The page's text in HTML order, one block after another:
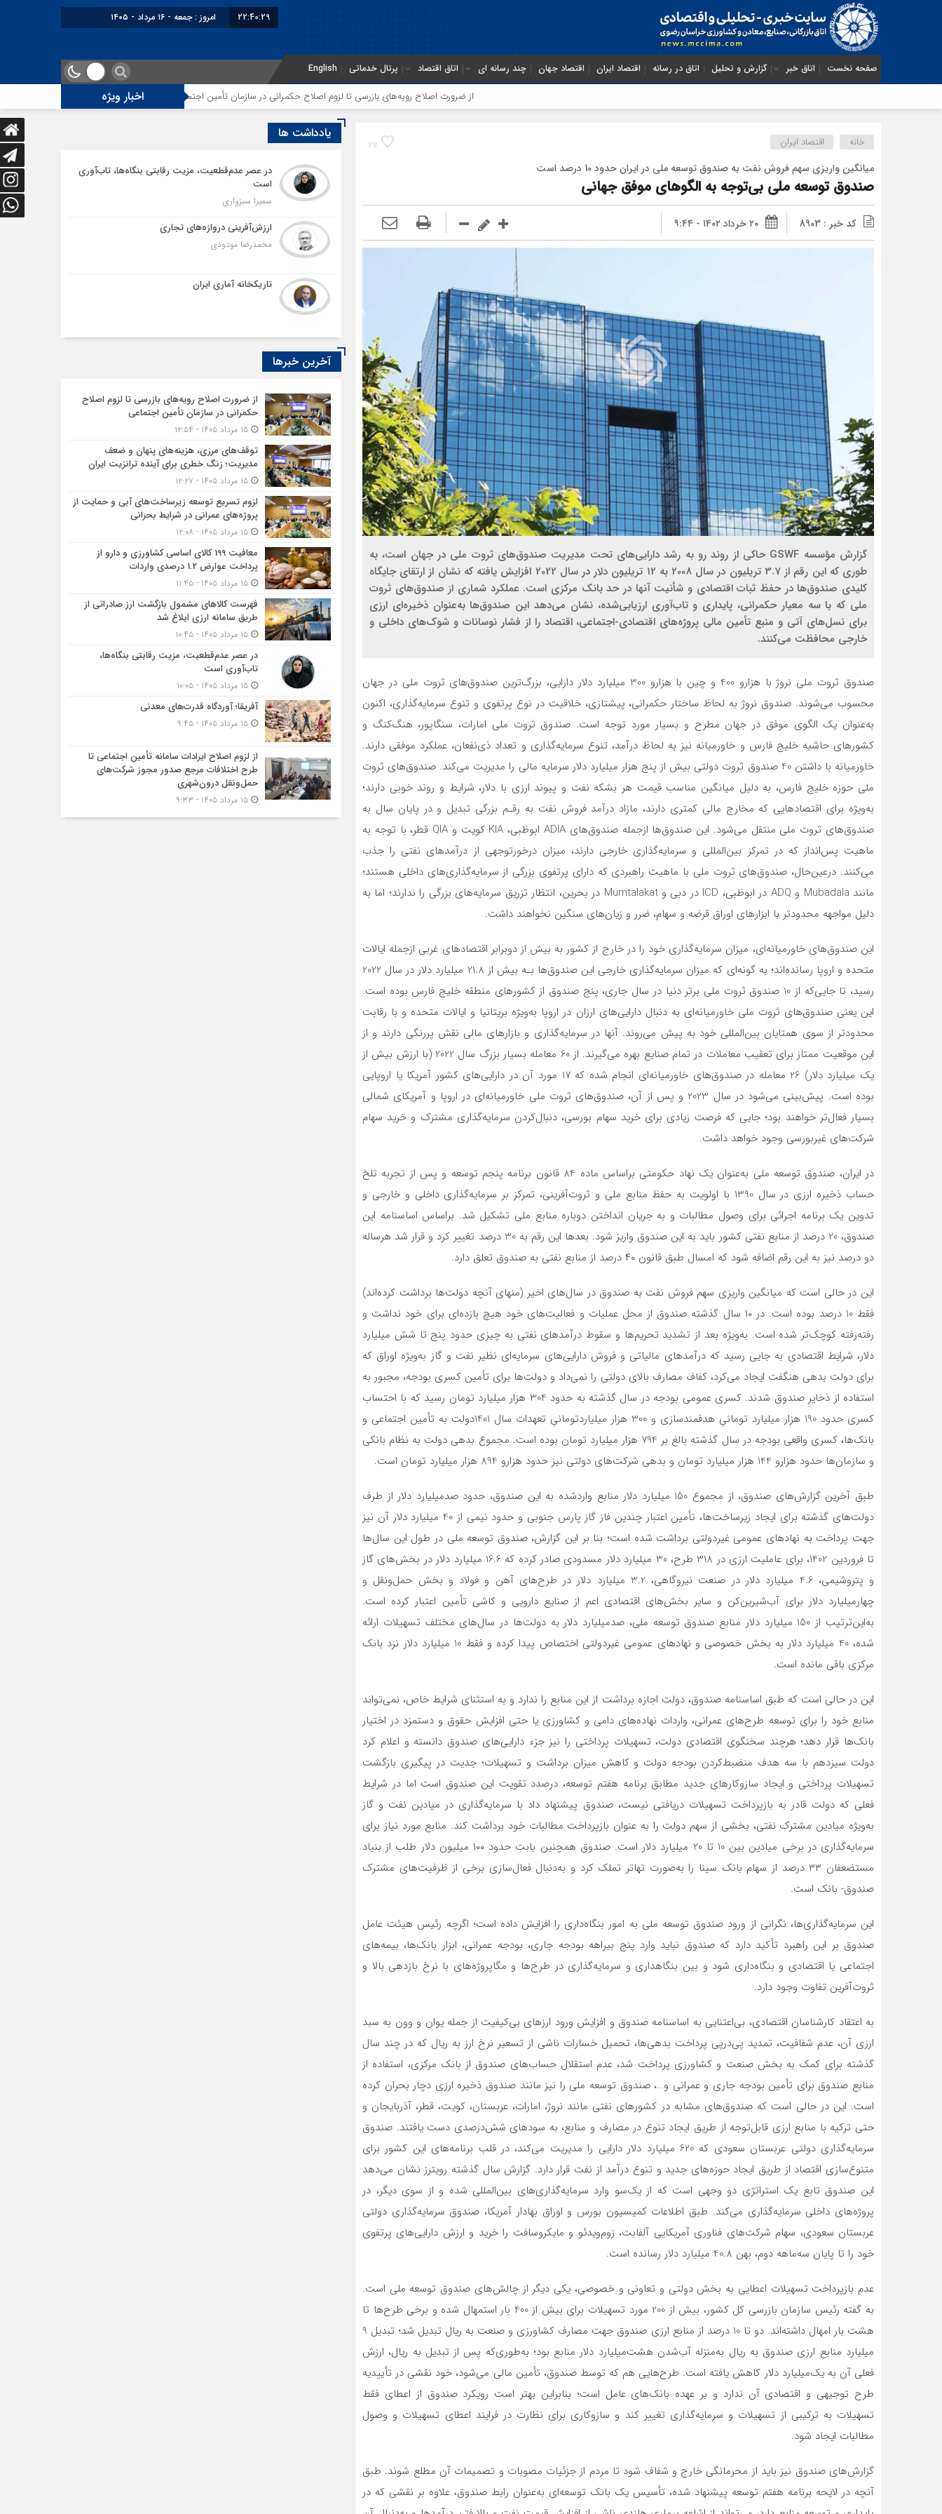
22:40:30 برابر با : Friday - 7 August - 2026
صفحه نخست اتاق خبر گزارش و تحلیل اتاق در رسانه اقتصاد ایران اقتصاد جهان چند رسانه ای اتاق اقتصاد پرتال خدماتی English
اخبار ویژه از ضرورت اصلاح رویه‌های بازرسی تا لزوم اصلاح حکمرانی در سازمان تأمین اجتماعی توقف‌های مرزی، هزینه‌های پنهان و ضعف مدیریت؛ زنگ
27 خانه اقتصاد ایران
میانگین واریزی سهم فروش نفت به صندوق توسعه ملی در ایران حدود 10 درصد است
صندوق توسعه ملی بی‌توجه به الگوهای موفق جهانی
کد خبر : 8903 ۲۰ خرداد ۱۴۰۲ - ۹:۴۴
گزارش مؤسسه GSWF حاکی از روند رو به رشد دارایی‌های تحت مدیریت صندوق‌های ثروت ملی در جهان است، به
طوری که این رقم از 3.7 تریلیون در سال 2008 به 12 تریلیون دلار در سال 2022 افزایش یافته که نشان از ارتقای جایگاه
کلیدی صندوق‌ها در حفظ ثبات اقتصادی و شأنیت آنها در حد بانک مرکزی است. عملکرد شماری از صندوق‌های ثروت
ملی که با سه معیار حکمرانی، پایداری و تاب‌آوری ارزیابی‌شده، نشان می‌دهد این صندوق‌ها به‌عنوان ذخیره‌ای‌ ارزی
برای نسل‌های آتی و منبع تأمین مالی پروژه‌های اقتصادی-اجتماعی، اقتصاد را از فشار نوسانات و شوک‌های داخلی و
خارجی محافظت می‌کنند.
صندوق ثروت ملی نروژ با هزارو 400 و چین با هزارو 300 میلیارد دلار دارایی، بزرگ‌ترین صندوق‌های ثروت ملی در جهان
محسوب می‌شوند. صندوق نروژ به لحاظ ساختار حکمرانی، پیشتازی، خلاقیت در نوع پرتفوی و تنوع سرمایه‌گذاری، اکنون
به‌عنوان یک الگوی موفق در جهان مطرح و بسیار مورد توجه است. صندوق ثروت ملی امارات، سنگاپور، هنگ‌کنگ و
کشورهای حاشیه خلیج‌ فارس و خاورمیانه نیز به لحاظ درآمد، تنوع سرمایه‌گذاری و تعداد ذی‌نفعان، عملکرد موفقی دارند.
خاورمیانه با داشتن 40 صندوق ثروت دولتی بیش از پنج هزار میلیارد دلار سرمایه مالی را مدیریت می‌کند. صندوق‌های ثروت
ملی حوزه خلیج فارس، به دلیل میانگین مناسب قیمت هر بشکه نفت و پیوند ارزی با دلار، شرایط و روند خوبی دارند؛
به‌ویژه برای اقتصادهایی که مخارج مالی کمتری دارند، مازاد درآمد فروش نفت به رقـم بزرگی تبدیل و در پایان سال به
صندوق‌های ثروت ملی منتقل می‌شود. این صندوق‌ها ازجمله صندوق‌های ADIA ابوظبی، KIA کویت و QIA قطر، با توجه به
ماهیت پس‌انداز که در تمرکز بین‌المللی و سرمایه‌گذاری خارجی دارند، میزان درخورتوجهی از درآمدهای نفتی را جذب
می‌کنند. در‌عین‌حال، صندوق‌های ثروت ملی با ماهیت راهبردی که دارای پرتفوی بزرگی از سرمایه‌گذاری‌های داخلی هستند؛
مانند Mubadala و ADQ در ابوظبی، ICD در دبی و Mumtalakat در بحرین، انتظار تزریق سرمایه‌های بزرگی را ندارند؛ اما به
دلیل مواجهه محدودتر با ابزارهای اوراق قرضه و سهام، ضرر و زیان‌های سنگین نخواهند داشت.
این صندوق‌های خاورمیانه‌ای، میزان سرمایه‌گذاری خود را در خارج از کشور به بیش از دو‌برابر اقتصادهای غربی از‌جمله ایالات
متحده و اروپا رسانده‌اند؛ به گونه‌ای که میزان سرمایه‌گذاری خارجی این صندوق‌ها بـه بیش از 21.8 میلیارد دلار در سال 2022
رسید، تا جایی‌که از 10 صندوق ثروت ملی برتر دنیا در سال جاری، پنج صندوق از کشورهای منطقه خلیج فارس بوده است.
این یعنی صندوق‌های ثروت ملی خاورمیانه‌ای به دنبال دارایی‌های ارزان در اروپا به‌ویژه بریتانیا و ایالات متحده و با رقابت
محدودتر از سوی همتایان بین‌المللی خود به پیش می‌روند. آنها در سرمایه‌گذاری و بازارهای مالی نقش پررنگی دارند و از
این موقعیت ممتاز برای تعقیب معاملات در تمام صنایع بهره می‌گیرند. از 60 معامله بسیار بزرگ سال 2022 (با ارزش بیش از
یک میلیارد دلار) 26 معامله در صندوق‌های خاورمیانه‌ای انجام‌ شده که 17 مورد آن در دارایی‌های کشور آمریکا یا اروپایی
بوده است. پیش‌بینی می‌شود در سال 2023 و پس از آن، صندوق‌های ثروت ملی خاورمیانه‌ای در اروپا و آمریکای شمالی
بسیار فعال‌تر خواهند بود؛ جایی که فرصت زیادی برای خرید سهام بورسی، دنبال‌کردن سرمایه‌گذاری مشترک و خرید سهام
شرکت‌های غیربورسی وجود خواهد داشت.
در ایران، صندوق توسعه ملی به‌عنوان یک نهاد حکومتی براساس ماده 84 قانون برنامه پنجم توسعه و پس از تجربه تلخ
حساب ذخیره ارزی در سال 1390 با اولویت به حفظ منابع ملی و ثروت‌آفرینی، تمرکز بر سرمایه‌گذاری داخلی و خارجی و
تدوین یک برنامه اجرائی برای وصول مطالبات و به‌ جریان‌ انداختن دوباره منابع ملی تشکیل شد. بر‌اساس اساسنامه این
صندوق، 20 درصد از منابع نفتی کشور باید به این صندوق واریز شود. بعدها این رقم به 30 درصد تغییر کرد و قرار شد هر‌ساله
دو درصد نیز به‌ این رقم اضافه شود که امسال طبق قانون ۴۰ درصد از منابع نفتی به صندوق تعلق دارد.
این در حالی است که میانگین واریزی سهم فروش نفت به صندوق در سال‌های اخیر (منهای آنچه دولت‌ها برداشت کرده‌اند)
فقط 10 درصد بوده است. در ۱۰ سال گذشته صندوق از محل عملیات و فعالیت‌های خود هیچ بازده‌ای برای خود نداشت و
رفته‌رفته کوچک‌تر شده است. به‌ویژه بعد از تشدید تحریم‌ها و سقوط درآمدهای نفتی به چیزی حدود پنج تا شش میلیارد
دلار، شرایط اقتصادی به‌ جایی رسید که درآمدهای مالیاتی و فروش دارایی‌های سرمایه‌ای نظیر نفت و گاز به‌ویژه اوراق که
برای دولت بدهی هنگفت ایجاد می‌کرد، کفاف مصارف بالای دولتی را نمی‌داد و دولت‌ها برای تأمین کسری بودجه، مجبور به
استفاده از ذخایر صندوق شدند. کسری عمومی بودجه در سال گذشته به حدود 304 هزار میلیارد تومان رسید که با احتساب
کسری حدود 190 هزار میلیارد تومانیِ هدفمندسازی و 300 هزار میلیارد‌تومانیِ تعهدات سال 1401دولت به تأمین اجتماعی و
بانک‌ها، کسری واقعی بودجه در سال گذشته بالغ بر 794 هزار میلیارد تومان بوده است. مجموع بدهی دولت به نظام بانکی
و سازمان‌ها حدود هزارو 144 هزار میلیارد تومان و بدهی شرکت‌های دولتی نیز حدود هزارو 894 هزار میلیارد تومان است.
طبق آخرین گزارش‌های صندوق، از مجموع 150 میلیارد دلار منابع واردشده به این صندوق، حدود صد‌میلیارد دلار از طرف
دولت‌های گذشته برای ایجاد زیرساخت‌ها، تأمین اعتبار چندین فاز گاز پارس جنوبی و حدود نیمی از 40 میلیارد دلار آن نیز
جهت پرداخت به نهاد‌های عمومی غیردولتی برداشت شده است؛ بنا بر‌ این گزارش، صندوق توسعه ملی در طول این سال‌ها
تا فروردین 1402، برای عاملیت ارزی در 318 طرح، 30 میلیارد دلار مسدودی صادر کرده که 16.6 میلیارد دلار در بخش‌های گاز
و پتروشیمی، 4.6 میلیارد دلار در صنعت نیروگاهی، 3.2 میلیارد دلار در طرح‌های آهن و فولاد و بخش حمل‌ونقل و
چهار‌میلیارد دلار برای آب‌شیرین‌کن و سایر بخش‌های اقتصادی اعم از صنایع دارویی و کاشی تأمین اعتبار کرده است.
به‌این‌ترتیب از 150 میلیارد دلار منابع صندوق توسعه ملی، صد‌میلیارد دلار به دولت‌ها در سال‌های مختلف تسهیلات ارائه
شده، 40 میلیارد دلار به بخش خصوصی و نهاد‌های عمومی غیر‌دولتی اختصاص پیدا کرده و فقط 10 میلیارد دلار نزد بانک
مرکزی باقی‌ مانده است.
این در حالی است که طبق اساسنامه صندوق، دولت اجازه برداشت از این منابع را ندارد و به استثنای شرایط خاص، نمی‌تواند
منابع خود را برای توسعه طرح‌های عمرانی، واردات نهاده‌های دامی و کشاورزی یا حتی افزایش حقوق و دستمزد در اختیار
بانک‌‌‌ها قرار دهد؛ هرچند سخنگوی اقتصادی دولت، تسهیلات پرداختی را نیز جزء دارایی‌های صندوق دانسته و اعلام کرد
دولت سیزدهم با سه هدف منضبط‌کردن بودجه دولت و کاهش میزان برداشت و تسهیلات؛ جدیت در پیگیری بازگشت
تسهیلات پرداختی و ایجاد ساز‌و‌کارهای جدید مطابق برنامه هفتم توسعه، درصدد تقویت این صندوق است‌ اما در شرایط
فعلی که دولت قادر به بازپرداخت تسهیلات دریافتی نیست، صندوق پیشنهاد داد با سرمایه‌گذاری در میادین نفت و گاز
به‌ویژه میادین مشترک نفتی، بخشی از سهم دولت را به عنوان بازپرداخت مطالبات خود برداشت کند. منابع مورد نیاز برای
سرمایه‌گذاری در برخی میادین بین 10 تا 20 میلیارد دلار است. صندوق همچنین بابت حدود ۱۰۰ میلیون دلار طلب از بنیاد
مستضعفان ۳۳ درصد از سهام بانک سینا را به‌صورت تهاتر تملک کرد و به‌دنبال فعال‌سازی برخی از ظرفیت‌های مشترک
صندوق- بانک است.
این سرمایه‌گذاری‌ها، نگرانی از ورود صندوق توسعه ملی به امور بنگاه‌داری را افزایش داده است؛ اگرچه رئیس هیئت عامل
صندوق بر این راهبرد تأکید دارد که صندوق نباید وارد پنج بیراهه بودجه جاری، بودجه عمرانی، ابزار بانک‌ها، بیمه‌های
اجتماعی یا اقتصادی و بنگاه‌داری شود و بین بنگاهداری و سرمایه‌گذاری در طرح‌ها و مگاپروژه‌های با نرخ بازدهی بالا و
ثروت‌آفرین تفاوت وجود دارد.
به اعتقاد کارشناسان اقتصادی، بی‌اعتنایی به اساسنامه صندوق و افزایش ورود ارزهای بی‌کیفیت از جمله یوان و وون به سبد
ارزی آن، عدم شفافیت، تمدید پی‌در‌پی پرداخت بدهی‌ها، تحمیل خسارات ناشی از تسعیر نرخ ارز به ریال که در چند سال
گذشته برای کمک به بخش صنعت و کشاورزی پرداخت شد، عدم استقلال حساب‌های صندوق از بانک مرکزی، استفاده از
منابع صندوق برای تأمین بودجه جاری و عمرانی و…، صندوق توسعه ملی را نیز مانند صندوق ذخیره ارزی دچار بحران کرده
است. این در حالی است که صندوق‌های مشابه در کشورهای نفتی مانند نروژ، امارات، عربستان، کویت، قطر، آذربایجان و
حتی ترکیه با منابع ارزی قابل‌توجه از طریق ایجاد تنوع در مصارف و منابع، به سودهای شش‌درصدی دست یافتند. صندوق
سرمایه‌گذاری دولتی عربستان سعودی که 620 میلیارد دلار دارایی را مدیریت می‌کند، در قلب برنامه‌های این کشور برای
متنوع‌سازی اقتصاد از طریق ایجاد حوزه‌های جدید و تنوع درآمد از نفت قرار دارد. گزارش سال گذشته رویترز نشان می‌دهد
این صندوق تابع یک استراتژی دو وجهی است که از یک‌سو وارد سرمایه‌گذاری‌های بین‌المللی شده و از سوی دیگر، در
پروژه‌های داخلی سرمایه‌گذاری می‌کند. طبق اطلاعات کمیسیون بورس و اوراق بهادار آمریکا، صندوق سرمایه‌گذاری دولتی
عربستان سعودی، سهام شرکت‌های فناوری آمریکایی آلفابت، زوم‌ویدئو و مایکروسافت را خرید و ارزش دارایی‌های پرتفوی
خود را تا پایان سه‌ماهه دوم، بهن 40.8 میلیارد دلار رسانده است.
عدم بازپرداخت تسهیلات اعطایی به بخش دولتی و تعاونی و خصوصی، یکی دیگر از چالش‌های صندوق توسعه ملی است.
به گفته رئیس سازمان بازرسی کل کشور، بیش از 200 مورد تسهیلات برای بیش از 400 بار استمهال شده و برخی طرح‌ها تا
هشت بار امهال داشته‌اند. دو تا 10 درصد از منابع ارزی صندوق جهت مصارف کشاورزی و صنعت به ریال تبدیل شد؛ تبدیل 9
میلیارد منابع ارزی صندوق به ریال به‌منزله آب‌شدن هشت‌میلیارد دلار منابع بود؛ به‌طوری‌که پس از تبدیل به ریال، ارزش
فعلی آن به یک‌‌میلیارد دلار کاهش یافته است. طرح‌هایی هم که توسط صندوق، تأمین مالی می‌شود، خود نقشی در تأییدیه
طرح توجیهی و اقتصادی آن ندارد و بر عهده بانک‌های عامل است؛ بنابراین بهتر است رویکرد صندوق از اعطای فقط
تسهیلات به ترکیبی از تسهیلات و سرمایه‌گذاری تغییر کند و سازوکاری برای نظارت در فرایند اعطای تسهیلات و وصول
مطالبات ایجاد شود.
گزارش‌های صندوق نیز باید از محرمانگی خارج و شفاف شود تا مردم از جزئیات مصوبات و تصمیمات آن مطلع شوند. طبق
آنچه در لایحه برنامه هفتم توسعه پیشنهاد شده، تأسیس یک بانک توسعه‌ای به‌عنوان رابط صندوق، علاوه بر نقشی که در
یادداشت ها
در عصر عدم‌قطعیت، مزیت رقابتی بنگاه‌ها، تاب‌آوری
است
سمیرا سبزواری
ارزش‌آفرینی دروازه‌های تجاری
محمدرضا مودودی
تاریکخانه آماری ایران
آخرین خبرها
از ضرورت اصلاح رویه‌های بازرسی تا لزوم اصلاح
حکمرانی در سازمان تأمین اجتماعی
۱۵ مرداد ۱۴۰۵ - ۱۲:۵۴
توقف‌های مرزی، هزینه‌های پنهان و ضعف
مدیریت؛ زنگ خطری برای آینده ترانزیت ایران
۱۵ مرداد ۱۴۰۵ - ۱۲:۲۷
لزوم تسریع توسعه زیرساخت‌های آبی و حمایت از
پروژه‌های عمرانی در شرایط بحرانی
۱۵ مرداد ۱۴۰۵ - ۱۲:۰۸
معافیت 199 کالای اساسی کشاورزی و دارو از
پرداخت عوارض 1.2 درصدی واردات
۱۵ مرداد ۱۴۰۵ - ۱۱:۴۵
فهرست کالاهای مشمول بازگشت ارز صادراتی از
طریق سامانه ارزی ابلاغ شد
۱۵ مرداد ۱۴۰۵ - ۱۰:۴۵
در عصر عدم‌قطعیت، مزیت رقابتی بنگاه‌ها،
تاب‌آوری است
۱۵ مرداد ۱۴۰۵ - ۱۰:۰۵
آفریقا؛ آوردگاه قدرت‌های معدنی
۱۵ مرداد ۱۴۰۵ - ۹:۴۵
از لزوم اصلاح ایرادات سامانه تأمین اجتماعی تا
طرح اختلافات مرجع صدور مجوز شرکت‌های
حمل‌ونقل درون‌شهری
۱۵ مرداد ۱۴۰۵ - ۹:۳۳